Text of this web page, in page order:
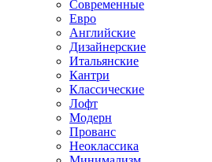
Современные
Евро
Английские
Дизайнерские
Итальянские
Кантри
Классические
Лофт
Модерн
Прованс
Неоклассика